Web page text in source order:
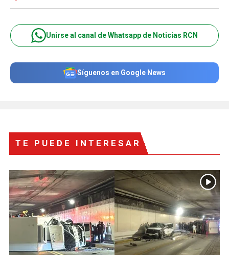
Unirse al canal de Whatsapp de Noticias RCN
Síguenos en Google News
TE PUEDE INTERESAR